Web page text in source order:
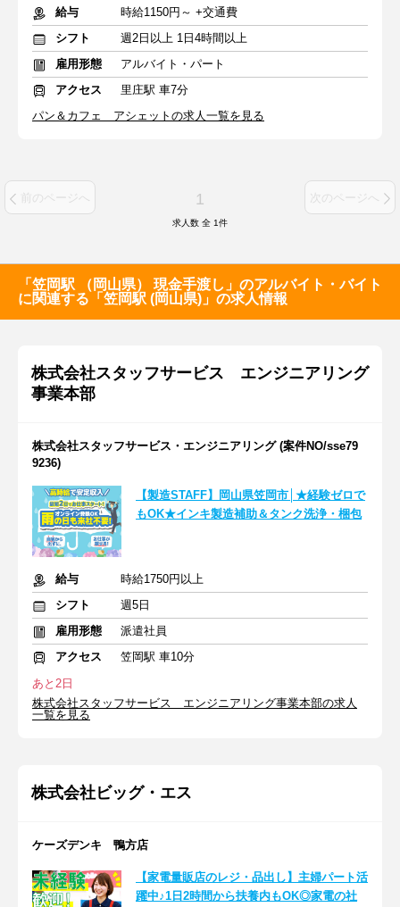
給与
時給1150円～ +交通費
シフト
週2日以上 1日4時間以上
雇用形態
アルバイト・パート
アクセス
里庄駅 車7分
パン＆カフェ アシェットの求人一覧を見る
前のページへ 1 次のページへ
求人数 全 1件
「笠岡駅 （岡山県） 現金手渡し」のアルバイト・バイト
に関連する「笠岡駅 (岡山県)」の求人情報
株式会社スタッフサービス エンジニアリング
事業本部
株式会社スタッフサービス・エンジニアリング (案件NO/sse79
9236)
【製造STAFF】岡山県笠岡市│★経験ゼロで
もOK★インキ製造補助＆タンク洗浄・梱包
給与
時給1750円以上
シフト
週5日
雇用形態
派遣社員
アクセス
笠岡駅 車10分
あと2日
株式会社スタッフサービス エンジニアリング事業本部の求人
一覧を見る
株式会社ビッグ・エス
ケーズデンキ 鴨方店
【家電量販店のレジ・品出し】主婦パート活
躍中♪1日2時間から扶養内もOK◎家電の社